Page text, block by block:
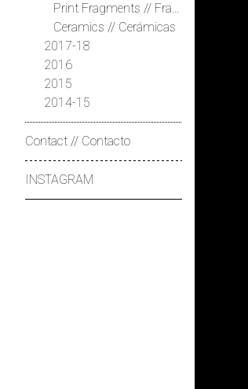
Print Fragments // Fragmentos Impresos
Ceramics // Cerámicas
2017-18
2016
2015
2014-15
Contact // Contacto
INSTAGRAM